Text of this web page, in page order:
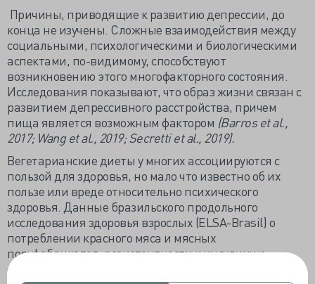
Причины, приводящие к развитию депрессии, до
конца не изучены. Сложные взаимодействия между
социальными, психологическими и биологическими
аспектами, по-видимому, способствуют
возникновению этого многофакторного состояния.
Исследования показывают, что образ жизни связан с
развитием депрессивного расстройства, причем
пища является возможным фактором (Barros et al.,
2017; Wang et al., 2019; Secretti et al., 2019).
Вегетарианские диеты у многих ассоциируются с
пользой для здоровья, но мало что известно об их
пользе или вреде относительно психического
здоровья. Данные бразильского продольного
исследования здоровья взрослых (ELSA-Brasil) о
потреблении красного мяса и мясных
полуфабрикатов, резистентности к инсулину и
сахарном диабете свидетельствуют о